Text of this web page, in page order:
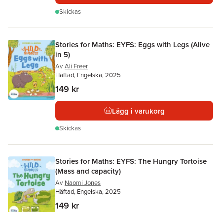
Skickas
Stories for Maths: EYFS: Eggs with Legs (Alive
in 5)
Av Ali Freer
Häftad, Engelska, 2025
149 kr
Lägg i varukorg
Skickas
Stories for Maths: EYFS: The Hungry Tortoise
(Mass and capacity)
Av Naomi Jones
Häftad, Engelska, 2025
149 kr